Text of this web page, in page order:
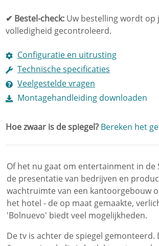
Of het nu gaat om entertainment in de
de presentatie van bedrijven en
wachtruimte van een kantoorgebouw
het hotel - de op maat gemaakte,
'Bolnuevo' biedt veel mogelijkheden.
De tv is achter de spiegel gemonteerd.
✔ Bestel-check: Uw bestelling wordt op
volledigheid gecontroleerd.
Configuratie en uitrusting
Technische specificaties
Veelgestelde vragen
Montagehandleiding downloaden
Hoe zwaar is de spiegel? Bereken het